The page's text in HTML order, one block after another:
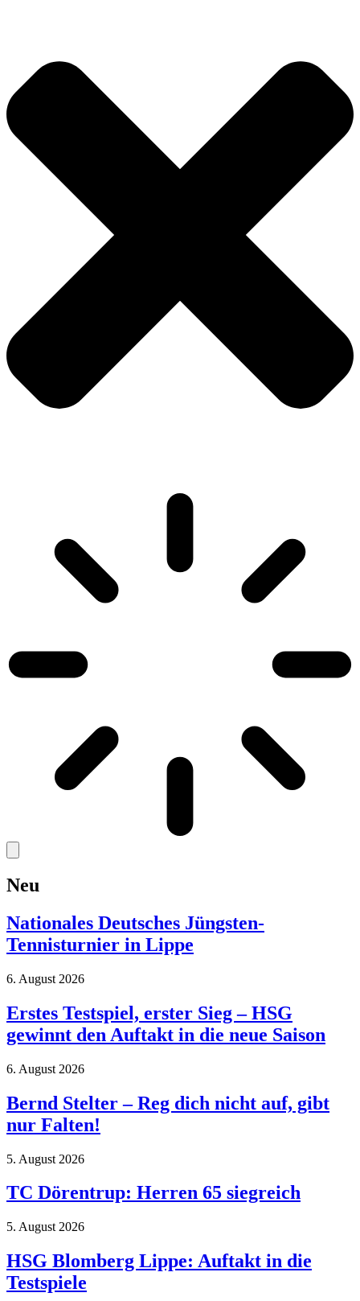
Neu
Nationales Deutsches Jüngsten-
Tennisturnier in Lippe
6. August 2026
Erstes Testspiel, erster Sieg – HSG
gewinnt den Auftakt in die neue Saison
6. August 2026
Bernd Stelter – Reg dich nicht auf, gibt
nur Falten!
5. August 2026
TC Dörentrup: Herren 65 siegreich
5. August 2026
HSG Blomberg Lippe: Auftakt in die
Testspiele